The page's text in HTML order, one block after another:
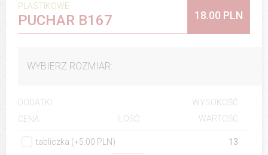
PLASTIKOWE
PUCHAR B167 18.00 PLN
WYBIERZ ROZMIAR:
DODATKI
WYSOKOŚĆ
CENA
ILOŚĆ WARTOŚĆ
tabliczka (+5.00 PLN) 13